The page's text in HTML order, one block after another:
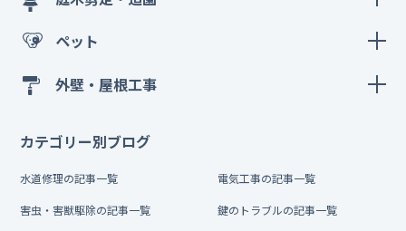
ペット
外壁・屋根工事
カテゴリー別ブログ
水道修理の記事一覧 電気工事の記事一覧
害虫・害獣駆除の記事一覧 鍵のトラブルの記事一覧